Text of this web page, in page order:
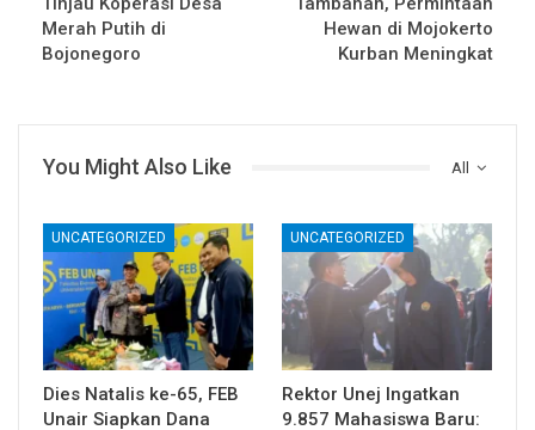
Merah Putih di
Bojonegoro
Hewan di Mojokerto
Kurban Meningkat
All
You Might Also Like
UNCATEGORIZED
Dies Natalis ke-65, FEB
Unair Siapkan Dana
UNCATEGORIZED
Rektor Unej Ingatkan
9.857 Mahasiswa Baru: